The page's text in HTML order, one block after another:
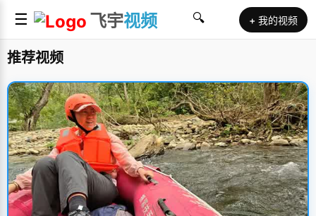
☰ 飞宇视频 🔍 + 我的视频
推荐视频